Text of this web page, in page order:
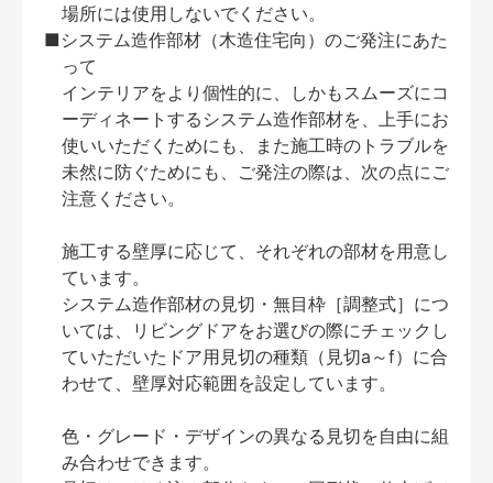
場所には使用しないでください。
■システム造作部材（木造住宅向）のご発注にあた
って
インテリアをより個性的に、しかもスムーズにコ
ーディネートするシステム造作部材を、上手にお
使いいただくためにも、また施工時のトラブルを
未然に防ぐためにも、ご発注の際は、次の点にご
注意ください。
施工する壁厚に応じて、それぞれの部材を用意し
ています。
システム造作部材の見切・無目枠［調整式］につ
いては、リビングドアをお選びの際にチェックし
ていただいたドア用見切の種類（見切a～f）に合
わせて、壁厚対応範囲を設定しています。
色・グレード・デザインの異なる見切を自由に組
み合わせできます。